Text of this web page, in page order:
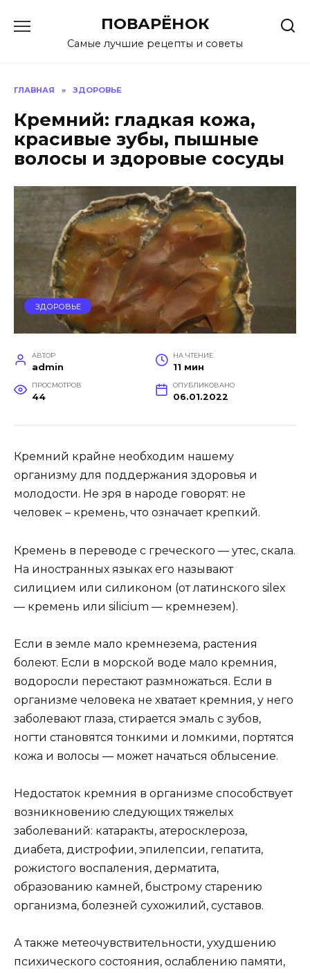
содержанию
ПОВАРЁНОК
Самые лучшие рецепты и советы
ГЛАВНАЯ » ЗДОРОВЬЕ
Кремний: гладкая кожа,
красивые зубы, пышные
волосы и здоровые сосуды
ЗДОРОВЬЕ
АВТОР
admin
НА ЧТЕНИЕ
11 мин
ПРОСМОТРОВ
44
ОПУБЛИКОВАНО
06.01.2022
Кремний крайне необходим нашему
организму для поддержания здоровья и
молодости. Не зря в народе говорят: не
человек – кремень, что означает крепкий.
Кремень в переводе с греческого — утес, скала.
На иностранных языках его называют
силицием или силиконом (от латинского silex
— кремень или silicium — кремнезем).
Если в земле мало кремнезема, растения
болеют. Если в морской воде мало кремния,
водоросли перестают размножаться. Если в
организме человека не хватает кремния, у него
заболевают глаза, стирается эмаль с зубов,
ногти становятся тонкими и ломкими, портятся
кожа и волосы — может начаться облысение.
Недостаток кремния в организме способствует
возникновению следующих тяжелых
заболеваний: катаракты, атеросклероза,
диабета, дистрофии, эпилепсии, гепатита,
рожистого воспаления, дерматита,
образованию камней, быстрому старению
организма, болезней сухожилий, суставов.
А также метеочувствительности, ухудшению
психического состояния, ослаблению памяти,